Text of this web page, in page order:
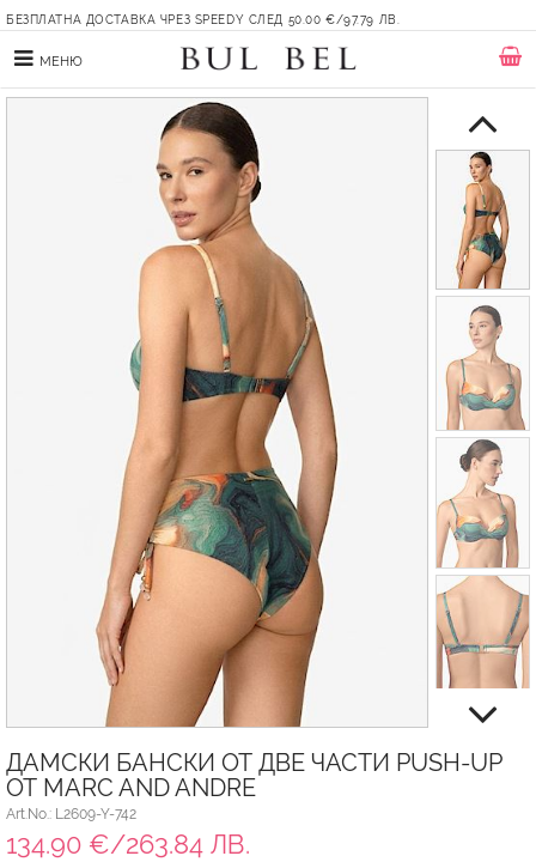
БЕЗПЛАТНА ДОСТАВКА ЧРЕЗ SPEEDY СЛЕД 50.00 €/97.79 ЛВ.
МЕНЮ
ДАМСКИ БАНСКИ ОТ ДВЕ ЧАСТИ PUSH-UP
ОТ MARC AND ANDRE
Art.No.: L2609-Y-742
134.90 €/263.84 ЛВ.